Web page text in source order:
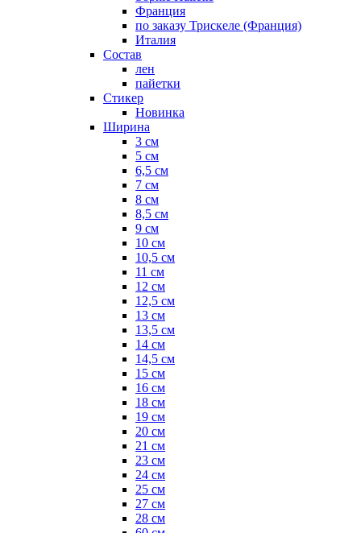
Франция
по заказу Трискеле (Франция)
Италия
Состав
лен
пайетки
Стикер
Новинка
Ширина
3 см
5 см
6,5 см
7 см
8 см
8,5 см
9 см
10 см
10,5 см
11 см
12 см
12,5 см
13 см
13,5 см
14 см
14,5 см
15 см
16 см
18 см
19 см
20 см
21 см
23 см
24 см
25 см
27 см
28 см